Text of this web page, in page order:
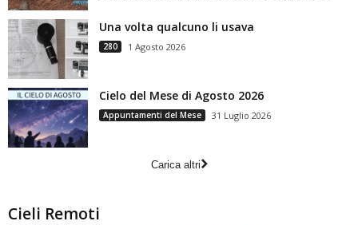
Una volta qualcuno li usava
280 1 Agosto 2026
Cielo del Mese di Agosto 2026
Appuntamenti del Mese 31 Luglio 2026
Carica altri
Cieli Remoti